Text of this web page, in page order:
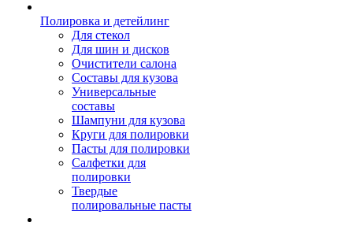
Полировка и детейлинг
Для стекол
Для шин и дисков
Очистители салона
Составы для кузова
Универсальные
составы
Шампуни для кузова
Круги для полировки
Пасты для полировки
Салфетки для
полировки
Твердые
полировальные пасты